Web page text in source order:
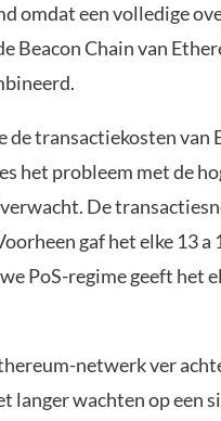
omdat een volledige
Beacon Chain van
transactiekosten van
het probleem met de
De
gaf het elke 13 a
PoS-regime geeft het
netwerk ver
langer wachten op een